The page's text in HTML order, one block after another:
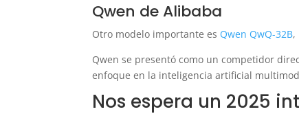
Qwen de Alibaba
Otro modelo importante es Qwen QwQ-32B,
Qwen se presentó como un competidor
enfoque en la inteligencia artificial
Nos espera un 2025